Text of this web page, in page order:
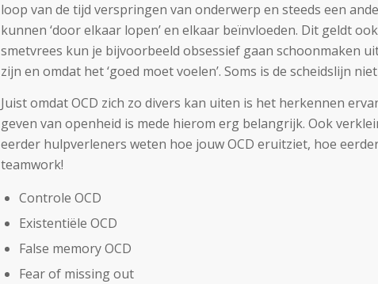
loop van de tijd verspringen van onderwerp en steeds een
kunnen ‘door elkaar lopen’ en elkaar beïnvloeden. Dit geldt
smetvrees kun je bijvoorbeeld obsessief gaan schoonmaken
zijn en omdat het ‘goed moet voelen’. Soms is de scheidslijn
Juist omdat OCD zich zo divers kan uiten is het herkennen
geven van openheid is mede hierom erg belangrijk. Ook
eerder hulpverleners weten hoe jouw OCD eruitziet, hoe
teamwork!
Controle OCD
Existentiële OCD
False memory OCD
Fear of missing out